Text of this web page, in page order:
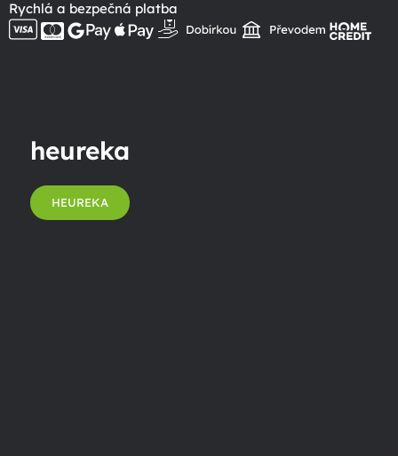
Rychlá a bezpečná platba
heureka
HEUREKA